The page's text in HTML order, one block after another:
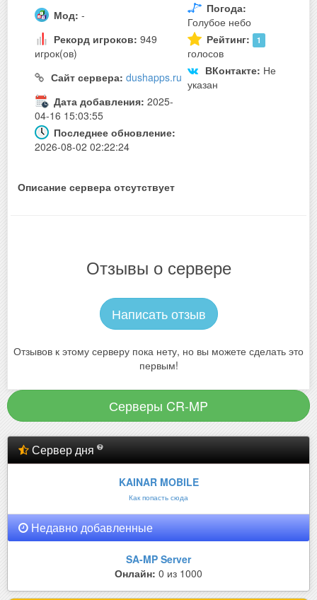
Мод: -
Погода:
Голубое небо
Рекорд игроков: 949
игрок(ов)
Рейтинг: 1
голосов
Сайт сервера: dushapps.ru ВКонтакте: Не
указан
Дата добавления: 2025-
04-16 15:03:55
Последнее обновление:
2026-08-02 02:22:24
Описание сервера отсутствует
Отзывы о сервере
Написать отзыв
Отзывов к этому серверу пока нету, но вы можете сделать это
первым!
Серверы CR-MP
Сервер дня
KAINAR MOBILE
Как попасть сюда
Недавно добавленные
SA-MP Server
Онлайн: 0 из 1000